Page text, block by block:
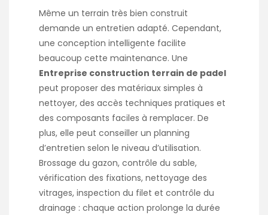
Même un terrain très bien construit
demande un entretien adapté. Cependant,
une conception intelligente facilite
beaucoup cette maintenance. Une
Entreprise construction terrain de padel
peut proposer des matériaux simples à
nettoyer, des accès techniques pratiques et
des composants faciles à remplacer. De
plus, elle peut conseiller un planning
d’entretien selon le niveau d’utilisation.
Brossage du gazon, contrôle du sable,
vérification des fixations, nettoyage des
vitrages, inspection du filet et contrôle du
drainage : chaque action prolonge la durée